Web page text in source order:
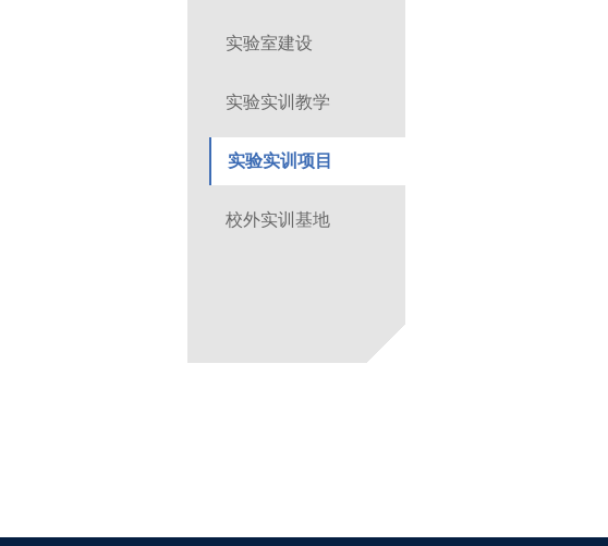
实验室建设
实验实训教学
实验实训项目
校外实训基地